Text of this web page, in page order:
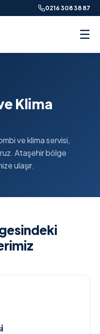
0216 308 38 87
☰
Klima
ve klima servisi,
Ataşehir bölge
ulaşır.